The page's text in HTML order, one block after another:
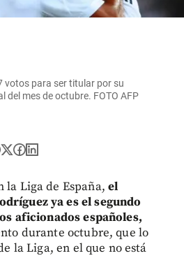
votos para ser titular por su
del mes de octubre. FOTO AFP
la Liga de España, el
ya es el segundo
aficionados españoles,
durante octubre, que lo
la Liga, en el que no está